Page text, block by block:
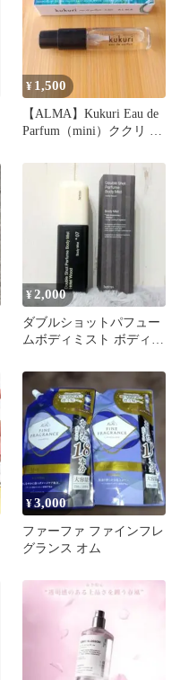
¥ 1,500
【ALMA】Kukuri Eau de
Parfum（mini）ククリ ミ
¥2,000
ダブルショットパフュー
ムボディミスト ボディス
¥3,000
ファーファ ファインフレ
グランス オム